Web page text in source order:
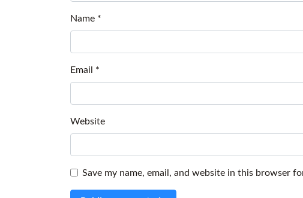
Name *
Email *
Website
Save my name, email, and website in this browser